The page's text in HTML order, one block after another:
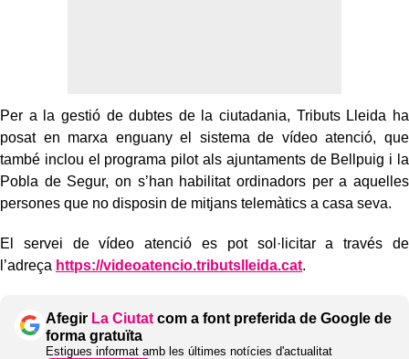
Per a la gestió de dubtes de la ciutadania, Tributs Lleida ha
posat en marxa enguany el sistema de vídeo atenció, que
també inclou el programa pilot als ajuntaments de Bellpuig i la
Pobla de Segur, on s’han habilitat ordinadors per a aquelles
persones que no disposin de mitjans telemàtics a casa seva.
El servei de vídeo atenció es pot sol·licitar a través de
l’adreça https://videoatencio.tributslleida.cat.
Afegir La Ciutat com a font preferida de Google de
forma gratuïta
Estigues informat amb les últimes notícies d'actualitat